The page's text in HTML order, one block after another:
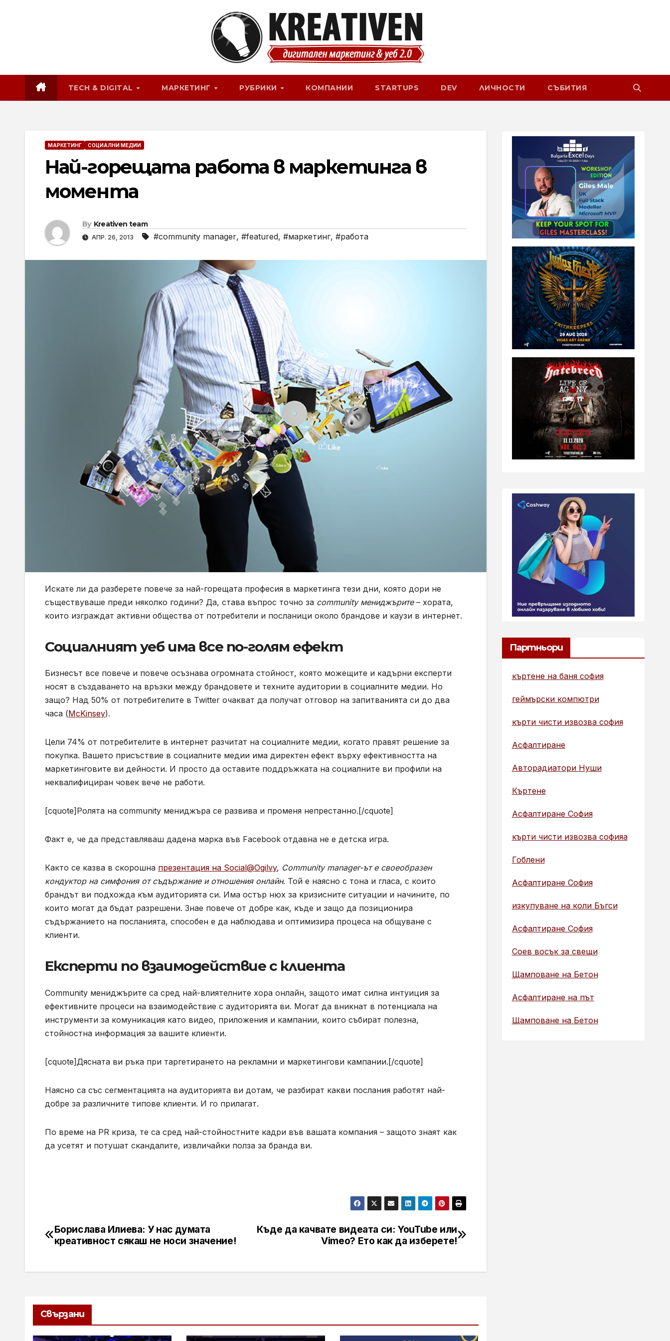
TECH & DIGITAL МАРКЕТИНГ РУБРИКИ КОМПАНИИ STARTUPS DEV ЛИЧНОСТИ СЪБИТИЯ
МАРКЕТИНГ СОЦИАЛНИ МЕДИИ
Най-горещата работа в маркетинга в
момента
By Kreativen team
АПР. 26, 2013 #community manager, #featured, #маркетинг, #работа
Искате ли да разберете повече за най-горещата професия в маркетинга тези дни, която дори не
съществуваше преди няколко години? Да, става въпрос точно за community мениджърите– хората,
които изграждат активни общества от потребители и посланици около брандове и каузи в интернет.
Социалният уеб има все по-голям ефект
Бизнесът все повече и повече осъзнава огромната стойност, която можещите и кадърни експерти
носят в създаването на връзки между брандовете и техните аудитории в социалните медии. Но
защо? Над 50% от потребителите в Twitter очакват да получат отговор на запитванията си до два
часа (McKinsey).
Цели 74% от потребителите в интернет разчитат на социалните медии, когато правят решение за
покупка. Вашето присъствие в социалните медии има директен ефект върху ефективността на
маркетинговите ви дейности. И просто да оставите поддръжката на социалните ви профили на
неквалифициран човек вече не работи.
[cquote]Ролята на community мениджъра се развива и променя непрестанно.[/cquote]
Факт е, че да представляваш дадена марка във Facebook отдавна не е детска игра.
Както се казва в скорошна презентация на Social@Ogilvy, Community manager-ът е своеобразен
кондуктор на симфония от съдържание и отношения онлайн. Той е наясно с тона и гласа, с които
брандът ви подхожда към аудиторията си. Има остър нюх за кризисните ситуации и начините, по
които могат да бъдат разрешени. Знае повече от добре как, къде и защо да позиционира
съдържанието на посланията, способен е да наблюдава и оптимизира процеса на общуване с
клиенти.
Експерти по взаимодействие с клиента
Community мениджърите са сред най-влиятелните хора онлайн, защото имат силна интуиция за
ефективните процеси на взаимодействие с аудиторията ви. Могат да вникнат в потенциала на
инструменти за комуникация като видео, приложения и кампании, които събират полезна,
стойностна информация за вашите клиенти.
[cquote]Дясната ви ръка при таргетирането на рекламни и маркетингови кампании.[/cquote]
Наясно са със сегментацията на аудиторията ви дотам, че разбират какви послания работят най-
добре за различните типове клиенти. И го прилагат.
По време на PR криза, те са сред най-стойностните кадри във вашата компания – защото знаят как
да усетят и потушат скандалите, извличайки полза за бранда ви.
Навигация
Къде да качвате видеата си: YouTube или
Vimeo? Ето как да изберете!
Борислава Илиева: У нас думата
креативност сякаш не носи значение!
Свързани
Партньори
къртене на баня софия
геймърски компютри
кърти чисти извозва софия
Асфалтиране
Авторадиатори Нуши
Къртене
Асфалтиране София
кърти чисти извозва софияа
Гоблени
Асфалтиране София
изкупуване на коли Бъгси
Асфалтиране София
Соев восък за свещи
Щамповане на Бетон
Асфалтиране на път
Щамповане на Бетон